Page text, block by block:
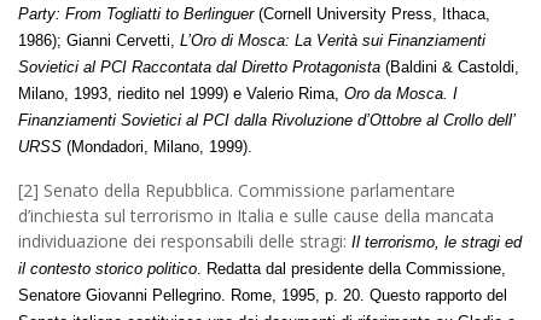
Party: From Togliatti to Berlinguer(Cornell University Press, Ithaca,
1986); Gianni Cervetti, L’Oro di Mosca: La Verità sui Finanziamenti
Sovietici al PCI Raccontata dal Diretto Protagonista (Baldini & Castoldi,
Milano, 1993, riedito nel 1999) e Valerio Rima, Oro da Mosca. I
Finanziamenti Sovietici al PCI dalla Rivoluzione d’Ottobre al Crollo dell’
URSS (Mondadori, Milano, 1999).
[2] Senato della Repubblica. Commissione parlamentare
d’inchiesta sul terrorismo in Italia e sulle cause della mancata
individuazione dei responsabili delle stragi: Il terrorismo, le stragi ed
il contesto storico politico. Redatta dal presidente della Commissione,
Senatore Giovanni Pellegrino. Rome, 1995, p. 20. Questo rapporto del